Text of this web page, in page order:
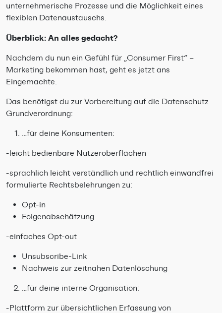
unternehmerische Prozesse und die Möglichkeit eines
flexiblen Datenaustauschs.
Überblick: An alles gedacht?
Nachdem du nun ein Gefühl für „Consumer First“ –
Marketing bekommen hast, geht es jetzt ans
Eingemachte.
Das benötigst du zur Vorbereitung auf die Datenschutz
Grundverordnung:
…für deine Konsumenten:
-leicht bedienbare Nutzeroberflächen
-sprachlich leicht verständlich und rechtlich einwandfrei
formulierte Rechtsbelehrungen zu:
Opt-in
Folgenabschätzung
-einfaches Opt-out
Unsubscribe-Link
Nachweis zur zeitnahen Datenlöschung
…für deine interne Organisation:
-Plattform zur übersichtlichen Erfassung von